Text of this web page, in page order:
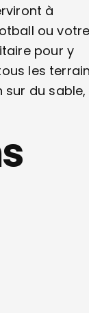
à
ou votre
pour y
les
sur du sable,